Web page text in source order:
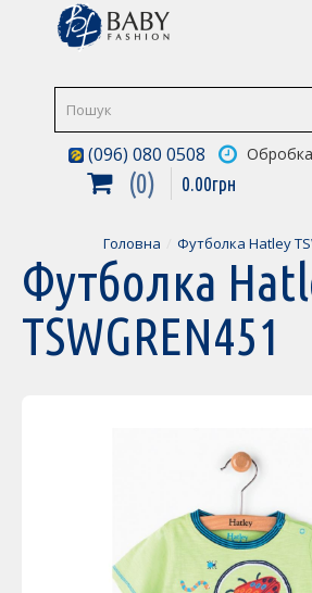
(096) 080 0508
0 0.00грн
Головна Футболка Hatley
Футболка
TSWGREN451